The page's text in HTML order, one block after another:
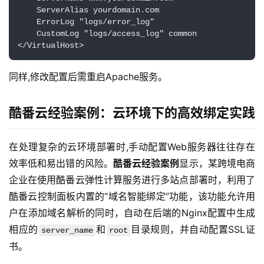
    ServerAlias yourdomain.com
    ErrorLog "logs/error_log"
    CustomLog "logs/access_log" common
</VirtualHost>
同样,修改配置后需重启Apache服务。
酷番云经验案例：云环境下的高效绑定实践
在处理复杂的云环境部署时,手动配置Web服务器往往存在
效率低和易出错的风险。 酷番云经验案例显示，某跨境电商
企业在使用酷番云弹性计算服务进行多站点部署时，利用了
酷番云控制面板内置的“域名智能绑定”功能，该功能允许用
户在添加域名解析的同时，自动在后端的Nginx配置中生成
相应的 server_name 和 root 目录规则，并自动配置SSL证
书。